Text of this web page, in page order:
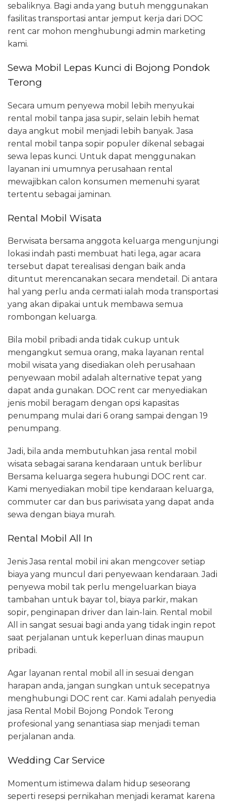
sebaliknya. Bagi anda yang butuh menggunakan
fasilitas transportasi antar jemput kerja dari DOC
rent car mohon menghubungi admin marketing
kami.
Sewa Mobil Lepas Kunci di Bojong Pondok
Terong
Secara umum penyewa mobil lebih menyukai
rental mobil tanpa jasa supir, selain lebih hemat
daya angkut mobil menjadi lebih banyak. Jasa
rental mobil tanpa sopir populer dikenal sebagai
sewa lepas kunci. Untuk dapat menggunakan
layanan ini umumnya perusahaan rental
mewajibkan calon konsumen memenuhi syarat
tertentu sebagai jaminan.
Rental Mobil Wisata
Berwisata bersama anggota keluarga mengunjungi
lokasi indah pasti membuat hati lega, agar acara
tersebut dapat terealisasi dengan baik anda
dituntut merencanakan secara mendetail. Di antara
hal yang perlu anda cermati ialah moda transportasi
yang akan dipakai untuk membawa semua
rombongan keluarga.
Bila mobil pribadi anda tidak cukup untuk
mengangkut semua orang, maka layanan rental
mobil wisata yang disediakan oleh perusahaan
penyewaan mobil adalah alternative tepat yang
dapat anda gunakan. DOC rent car menyediakan
jenis mobil beragam dengan opsi kapasitas
penumpang mulai dari 6 orang sampai dengan 19
penumpang.
Jadi, bila anda membutuhkan jasa rental mobil
wisata sebagai sarana kendaraan untuk berlibur
Bersama keluarga segera hubungi DOC rent car.
Kami menyediakan mobil tipe kendaraan keluarga,
commuter car dan bus pariwisata yang dapat anda
sewa dengan biaya murah.
Rental Mobil All In
Jenis Jasa rental mobil ini akan mengcover setiap
biaya yang muncul dari penyewaan kendaraan. Jadi
penyewa mobil tak perlu mengeluarkan biaya
tambahan untuk bayar tol, biaya parkir, makan
sopir, penginapan driver dan lain-lain. Rental mobil
All in sangat sesuai bagi anda yang tidak ingin repot
saat perjalanan untuk keperluan dinas maupun
pribadi.
Agar layanan rental mobil all in sesuai dengan
harapan anda, jangan sungkan untuk secepatnya
menghubungi DOC rent car. Kami adalah penyedia
jasa Rental Mobil Bojong Pondok Terong
profesional yang senantiasa siap menjadi teman
perjalanan anda.
Wedding Car Service
Momentum istimewa dalam hidup seseorang
seperti resepsi pernikahan menjadi keramat karena